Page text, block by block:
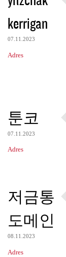
kerrigan
07.11.2023
Adres
툰코
07.11.2023
Adres
저금통
도메인
08.11.2023
Adres